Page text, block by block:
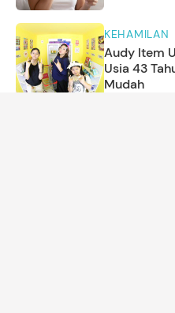
KEHAMILAN
Audy Item
Usia 43
Mudah